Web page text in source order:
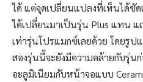
ได้ แต่จุดเปลี่ยนแปลงที่เห็นได้ชั
ได้เปลี่ยนมาเป็นรุ่น Plus แทน
เท่ารุ่นโปรแมกซ์เลยด้วย โดยรูป
สองรุ่นนี้จะยังมีความคล้ายกับรุ่น
อะลูมิเนียมกับหน้าจอแบบ